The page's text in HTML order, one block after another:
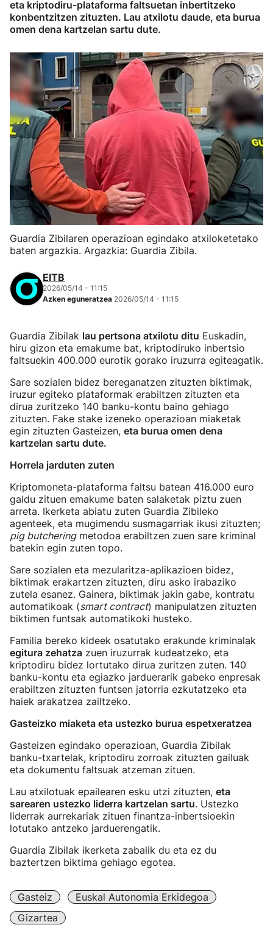
eta kriptodiru-plataforma faltsuetan inbertitzeko
konbentzitzen zituzten. Lau atxilotu daude, eta burua
omen dena kartzelan sartu dute.
Guardia Zibilaren operazioan egindako atxiloketetako
baten argazkia. Argazkia: Guardia Zibila.
EITB
2026/05/14 - 11:15
Azken eguneratzea 2026/05/14 - 11:15
Guardia Zibilak lau pertsona atxilotu ditu Euskadin,
hiru gizon eta emakume bat, kriptodiruko inbertsio
faltsuekin 400.000 eurotik gorako iruzurra egiteagatik.
Sare sozialen bidez bereganatzen zituzten biktimak,
iruzur egiteko plataformak erabiltzen zituzten eta
dirua zuritzeko 140 banku-kontu baino gehiago
zituzten. Fake stake izeneko operazioan miaketak
egin zituzten Gasteizen, eta burua omen dena
kartzelan sartu dute.
Horrela jarduten zuten
Kriptomoneta-plataforma faltsu batean 416.000 euro
galdu zituen emakume baten salaketak piztu zuen
arreta. Ikerketa abiatu zuten Guardia Zibileko
agenteek, eta mugimendu susmagarriak ikusi zituzten;
pig butcheringmetodoa erabiltzen zuen sare kriminal
batekin egin zuten topo.
Sare sozialen eta mezularitza-aplikazioen bidez,
biktimak erakartzen zituzten, diru asko irabaziko
zutela esanez. Gainera, biktimak jakin gabe, kontratu
automatikoak (smart contract) manipulatzen zituzten
biktimen funtsak automatikoki husteko.
Familia bereko kideek osatutako erakunde kriminalak
egitura zehatza zuen iruzurrak kudeatzeko, eta
kriptodiru bidez lortutako dirua zuritzen zuten. 140
banku-kontu eta egiazko jarduerarik gabeko enpresak
erabiltzen zituzten funtsen jatorria ezkutatzeko eta
haiek arakatzea zailtzeko.
Gasteizko miaketa eta ustezko burua espetxeratzea
Gasteizen egindako operazioan, Guardia Zibilak
banku-txartelak, kriptodiru zorroak zituzten gailuak
eta dokumentu faltsuak atzeman zituen.
Lau atxilotuak epailearen esku utzi zituzten, eta
sarearen ustezko liderra kartzelan sartu. Ustezko
liderrak aurrekariak zituen finantza-inbertsioekin
lotutako antzeko jarduerengatik.
Guardia Zibilak ikerketa zabalik du eta ez du
baztertzen biktima gehiago egotea.
Gasteiz
Euskal Autonomia Erkidegoa
Gizartea